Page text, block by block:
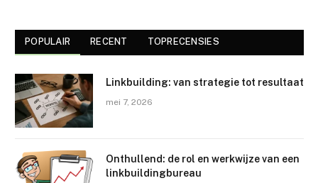
POPULAIR RECENT TOPRECENSIES
Linkbuilding: van strategie tot resultaat
mei 7, 2026
Onthullend: de rol en werkwijze van een
linkbuildingbureau